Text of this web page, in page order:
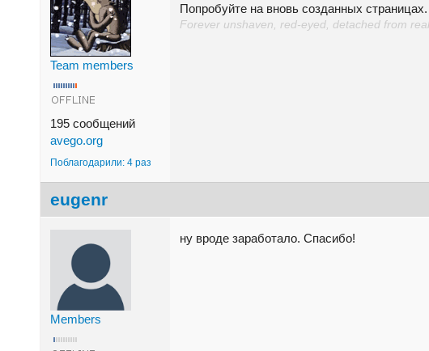
Team members
195 сообщений
avego.org
Поблагодарили: 4 раз
Попробуйте на вновь созданных страницах.
Forever unshaven, red-eyed, detached from
eugenr
Members
ну вроде заработало. Спасибо!